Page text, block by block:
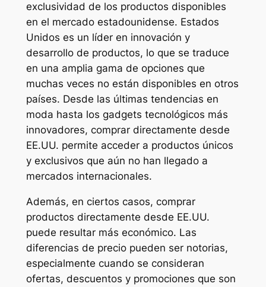
exclusividad de los productos disponibles
en el mercado estadounidense. Estados
Unidos es un líder en innovación y
desarrollo de productos, lo que se traduce
en una amplia gama de opciones que
muchas veces no están disponibles en otros
países. Desde las últimas tendencias en
moda hasta los gadgets tecnológicos más
innovadores, comprar directamente desde
EE.UU. permite acceder a productos únicos
y exclusivos que aún no han llegado a
mercados internacionales.
Además, en ciertos casos, comprar
productos directamente desde EE.UU.
puede resultar más económico. Las
diferencias de precio pueden ser notorias,
especialmente cuando se consideran
ofertas, descuentos y promociones que son